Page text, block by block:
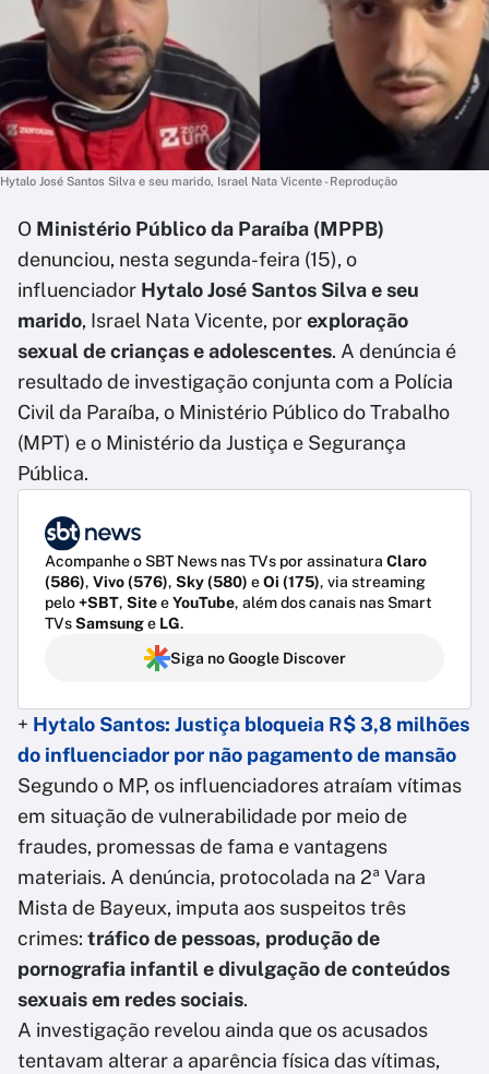
Hytalo José Santos Silva e seu marido, Israel Nata Vicente - Reprodução
O Ministério Público da Paraíba (MPPB)
denunciou, nesta segunda-feira (15), o
influenciador Hytalo José Santos Silva e seu
marido, Israel Nata Vicente, porexploração
sexual de crianças e adolescentes. A denúncia é
resultado de investigação conjunta com a Polícia
Civil da Paraíba, o Ministério Público do Trabalho
(MPT) e o Ministério da Justiça e Segurança
Pública.
Acompanhe o SBT News nas TVs por assinatura Claro
(586), Vivo (576), Sky (580) eOi (175), via streaming
pelo+SBT, SiteeYouTube, além dos canais nas Smart
TVsSamsunge LG.
Siga no Google Discover
+ Hytalo Santos: Justiça bloqueia R$ 3,8 milhões
do influenciador por não pagamento de mansão
Segundo o MP, os influenciadores atraíam vítimas
em situação de vulnerabilidade por meio de
fraudes, promessas de fama e vantagens
materiais. A denúncia, protocolada na 2ª Vara
Mista de Bayeux, imputa aos suspeitos três
crimes: tráfico de pessoas, produção de
pornografia infantil e divulgação de conteúdos
sexuais em redes sociais.
A investigação revelou ainda que os acusados
tentavam alterar a aparência física das vítimas,